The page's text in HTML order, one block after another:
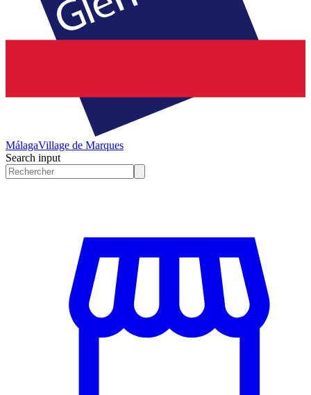
MálagaVillage de Marques
Search input